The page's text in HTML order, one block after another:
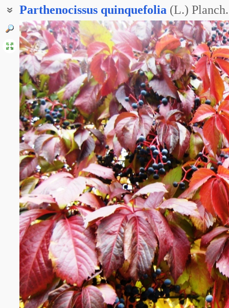
Parthenocissus quinquefolia (L.) Planch.
Девичий виноград пятилистый